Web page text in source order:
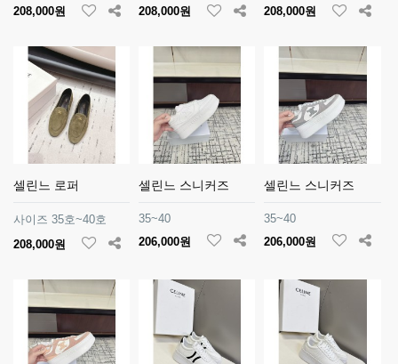
208,000원
208,000원
208,000원
셀린느 로퍼
사이즈 35호~40호
208,000원
셀린느 스니커즈
35~40
206,000원
셀린느 스니커즈
35~40
206,000원